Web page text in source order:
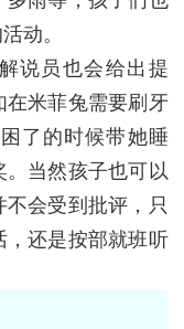
动。
说员也会给出提
在米菲兔需要刷牙
了的时候带她睡
当然孩子也可以
会受到批评，只
，还是按部就班听